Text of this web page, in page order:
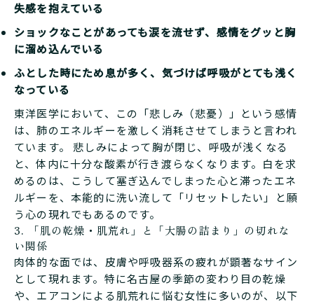
失感を抱えている
ショックなことがあっても涙を流せず、感情をグッと胸
に溜め込んでいる
ふとした時にため息が多く、気づけば呼吸がとても浅く
なっている
東洋医学において、この「悲しみ（悲憂）」という感情
は、肺のエネルギーを激しく消耗させてしまうと言われ
ています。 悲しみによって胸が閉じ、呼吸が浅くなる
と、体内に十分な酸素が行き渡らなくなります。白を求
めるのは、こうして塞ぎ込んでしまった心と滞ったエネ
ルギーを、本能的に洗い流して「リセットしたい」と願
う心の現れでもあるのです。
3. 「肌の乾燥・肌荒れ」と「大腸の詰まり」の切れな
い関係
肉体的な面では、皮膚や呼吸器系の疲れが顕著なサイン
として現れます。特に名古屋の季節の変わり目の乾燥
や、エアコンによる肌荒れに悩む女性に多いのが、以下